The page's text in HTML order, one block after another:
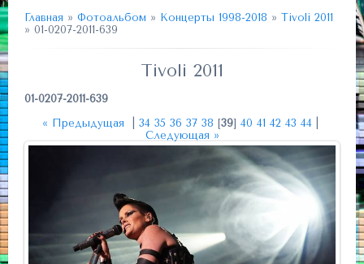
Главная » Фотоальбом » Концерты 1998-2018 » Tivoli 2011
» 01-0207-2011-639
Tivoli 2011
01-0207-2011-639
« Предыдущая
34 35 36 37 38 [39] 40 41 42 43 44|
Следующая »